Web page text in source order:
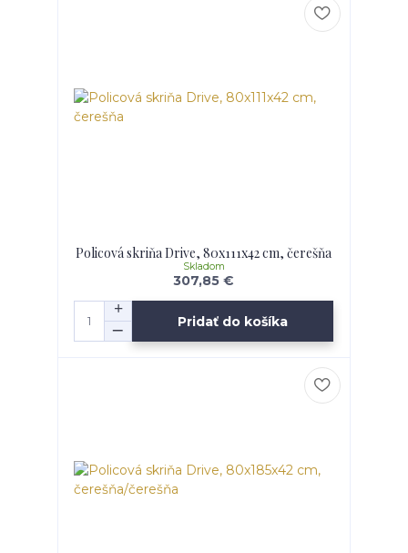
Policová skriňa Drive, 80x111x42 cm, čerešňa
307,85 €
Skladom
Pridať do košíka